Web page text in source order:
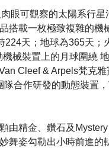
眼可觀察的太陽系行星
搭載一枚極致複雜的機
224天；地球為365天；
械裝置上的月球圍繞
Cleef & Arpels梵克雅
合作研發的動態裝置
由精金、鑽石及
舞姿勾勒出小時前進的